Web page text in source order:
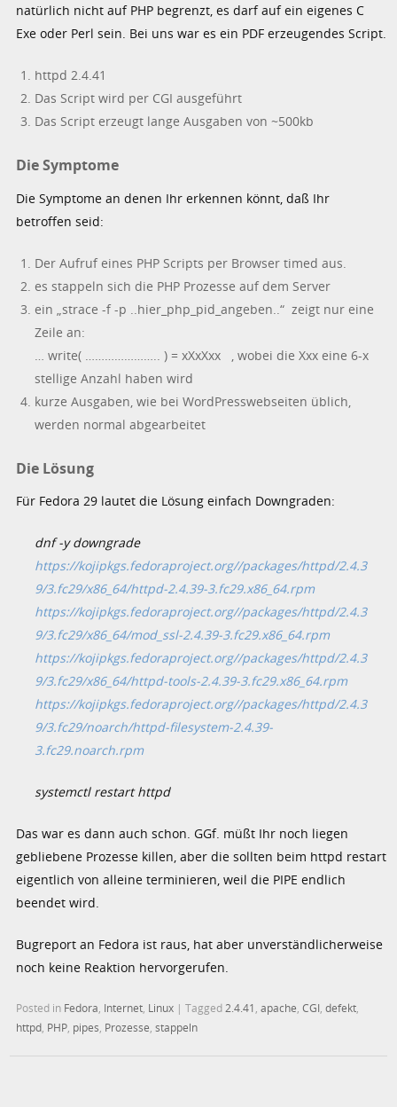
natürlich nicht auf PHP begrenzt, es darf auf ein eigenes C
Exe oder Perl sein. Bei uns war es ein PDF erzeugendes Script.
httpd 2.4.41
Das Script wird per CGI ausgeführt
Das Script erzeugt lange Ausgaben von ~500kb
Die Symptome
Die Symptome an denen Ihr erkennen könnt, daß Ihr
betroffen seid:
Der Aufruf eines PHP Scripts per Browser timed aus.
es stappeln sich die PHP Prozesse auf dem Server
ein „strace -f -p ..hier_php_pid_angeben..“ zeigt nur eine
Zeile an:
… write( ………………….. ) = xXxXxx , wobei die Xxx eine 6-x
stellige Anzahl haben wird
kurze Ausgaben, wie bei WordPresswebseiten üblich,
werden normal abgearbeitet
Die Lösung
Für Fedora 29 lautet die Lösung einfach Downgraden:
dnf -y downgrade
https://kojipkgs.fedoraproject.org//packages/httpd/2.4.3
9/3.fc29/x86_64/httpd-2.4.39-3.fc29.x86_64.rpm
https://kojipkgs.fedoraproject.org//packages/httpd/2.4.3
9/3.fc29/x86_64/mod_ssl-2.4.39-3.fc29.x86_64.rpm
https://kojipkgs.fedoraproject.org//packages/httpd/2.4.3
9/3.fc29/x86_64/httpd-tools-2.4.39-3.fc29.x86_64.rpm
https://kojipkgs.fedoraproject.org//packages/httpd/2.4.3
9/3.fc29/noarch/httpd-filesystem-2.4.39-
3.fc29.noarch.rpm
systemctl restart httpd
Das war es dann auch schon. GGf. müßt Ihr noch liegen
gebliebene Prozesse killen, aber die sollten beim httpd restart
eigentlich von alleine terminieren, weil die PIPE endlich
beendet wird.
Bugreport an Fedora ist raus, hat aber unverständlicherweise
noch keine Reaktion hervorgerufen.
Posted in Fedora Internet Linux |Tagged 2.4.41 ,apache ,CGI ,defekt
httpd PHP pipes Prozesse ,stappeln